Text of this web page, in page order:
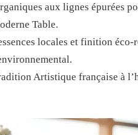
aux lignes épurées
Table.
locales et finition éco-
Artistique française à